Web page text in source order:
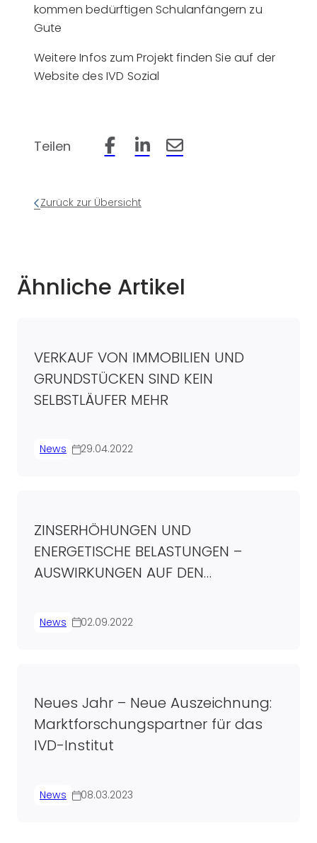
kommen bedürftigen Schulanfängern zu
Gute
Weitere Infos zum Projekt finden Sie auf der
Website des IVD Sozial
Teilen Beitrag auf Facebook teilen
Beitrag auf LinkedIn teilen
Beitrag per Email teilen
Zurück zur Übersicht
Ähnliche Artikel
VERKAUF VON IMMOBILIEN UND
GRUNDSTÜCKEN SIND KEIN
SELBSTLÄUFER MEHR
News 29.04.2022
ZINSERHÖHUNGEN UND
ENERGETISCHE BELASTUNGEN –
AUSWIRKUNGEN AUF DEN
News 02.09.2022
Neues Jahr – Neue Auszeichnung:
Marktforschungspartner für das
IVD-Institut
News 08.03.2023